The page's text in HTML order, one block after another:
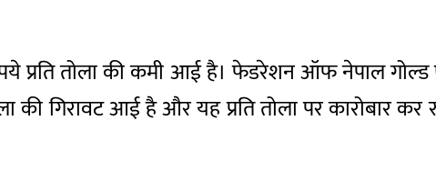
प्रति तोला की कमी आई है। फेडरेशन ऑफ नेपाल
की गिरावट आई है और यह प्रति तोला पर कारोबार